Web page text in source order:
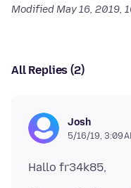
ModifiedMay 16, 2019,
All Replies (2)
Josh
5/16/19, 3:09